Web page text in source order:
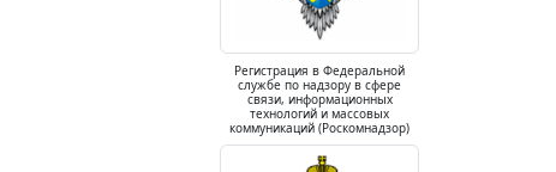
Регистрация в Федеральной
службе по надзору в сфере
связи, информационных
технологий и массовых
коммуникаций (Роскомнадзор)